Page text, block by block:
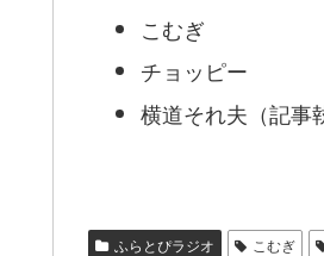
こむぎ
チョッピー
横道それ夫（記事
ふらとぴラジオ こむぎ